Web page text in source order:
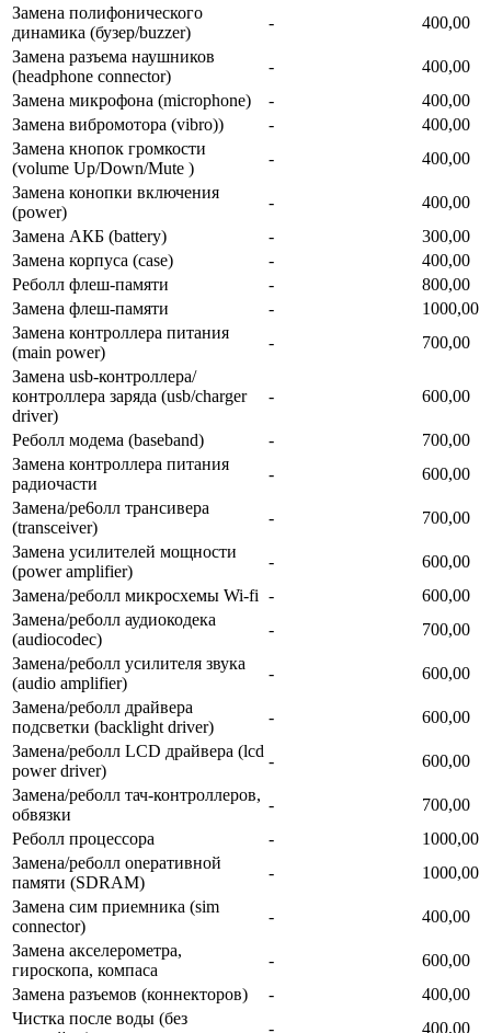
Замена полифонического
динамика (бузер/buzzer)
-
400,00
Замена разъема наушников
(headphone connector)
-
400,00
Замена микрофона (microphone)
-
400,00
Замена вибромотора (vibro))
-
400,00
Замена кнопок громкости
(volume Up/Down/Mute )
-
400,00
Замена конопки включения
(power)
-
400,00
Замена АКБ (battery)
-
300,00
Замена корпуса (сase)
-
400,00
Реболл флеш-памяти
-
800,00
Замена флеш-памяти
-
1000,00
Замена контроллера питания
(main power)
-
700,00
Замена usb-контроллерa/
контроллера заряда (usb/charger
driver)
- 600,00
Реболл модема (baseband) -
700,00
Замена контроллера питания
радиочасти
-
600,00
Замена/ре6олл трансивера
(transceiver)
-
700,00
Замена усилителей мощности
(power amplifier)
-
600,00
Замена/реболл микросхемы Wi-fi -
600,00
Замена/реболл аудиокодека
(audiocodec)
-
700,00
Замена/реболл усилителя звука
(audio amplifier)
-
600,00
Замена/реболл драйвера
подсветки (backlight driver)
-
600,00
Замена/реболл LCD драйвера (lcd
power driver)
-
600,00
Замена/реболл тач-контроллеров,
обвязки
-
700,00
Реболл процессора
-
1000,00
Замена/реболл onepaтивной
памяти (SDRAM)
-
1000,00
Замена сим приемника (sim
connector)
-
400,00
Замена акселерометра,
гироскопа, компаса
-
600,00
Замена разъемов (коннекторов)
-
400,00
Чистка после воды (без
- 400,00